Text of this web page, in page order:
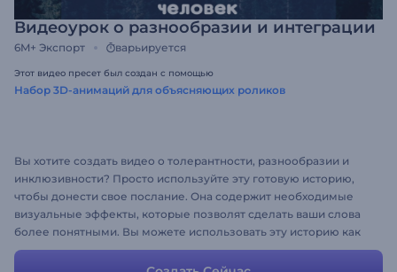
Видеоурок о разнообразии и интеграции
6M+ Экспорт варьируется
Этот видео пресет был создан с помощью
Набор 3D-анимаций для объясняющих роликов
Вы хотите создать видео о толерантности, разнообразии и
инклюзивности? Просто используйте эту готовую историю,
чтобы донести свое послание. Она содержит необходимые
визуальные эффекты, которые позволят сделать ваши слова
более понятными. Вы можете использовать эту историю как
есть, либо добавить/удалить сцены, чтобы адаптировать видео